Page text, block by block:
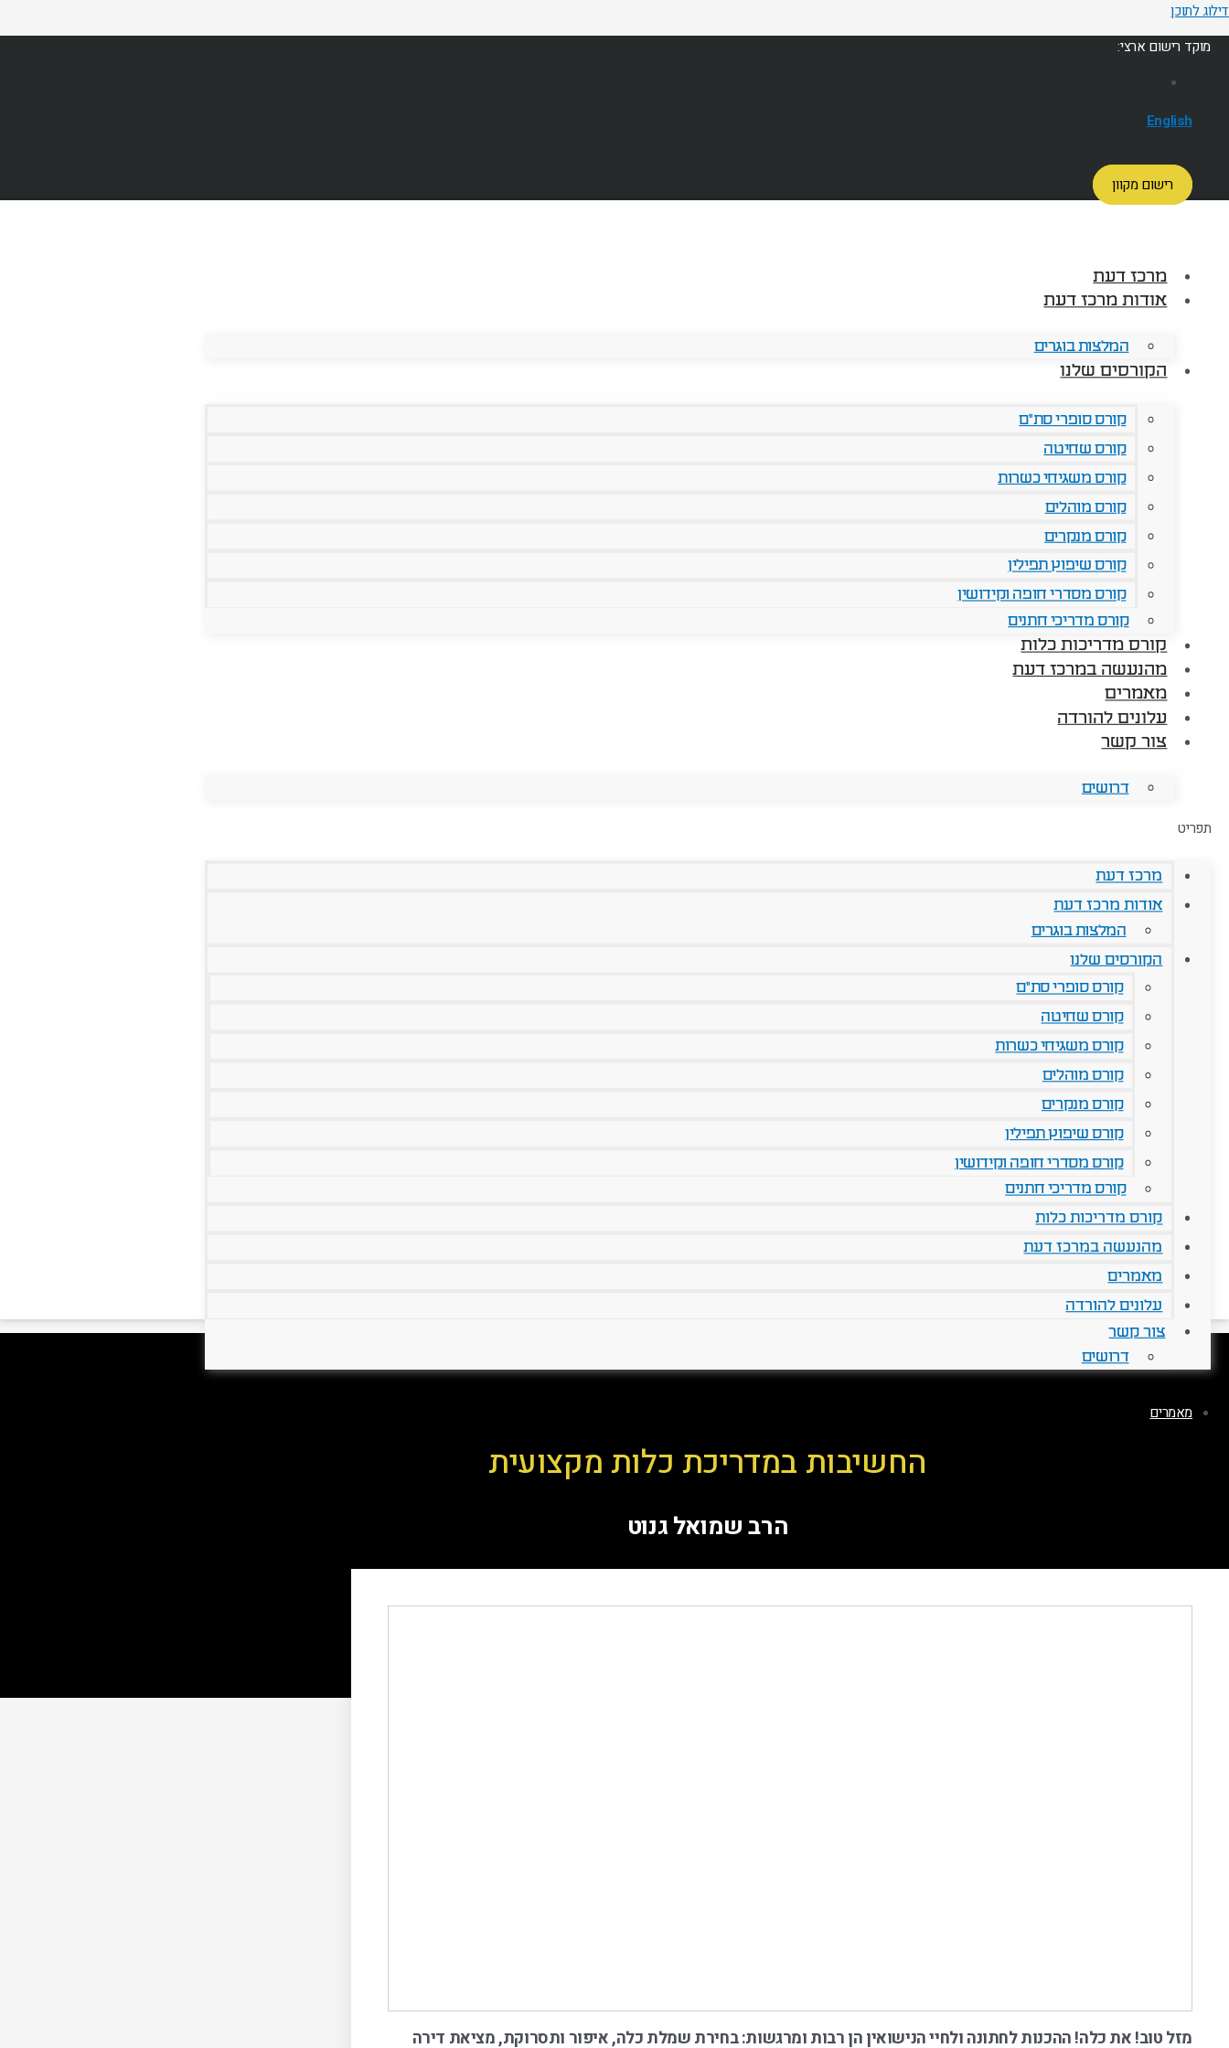
דילוג לתוכן
מוקד רישום ארצי:
English
רישום מקוון
מרכז דעת
אודות מרכז דעת
המלצות בוגרים
הקורסים שלנו
קורס סופרי סת"ם
קורס שחיטה
קורס משגיחי כשרות
קורס מוהלים
קורס מנקרים
קורס שיפוץ תפילין
קורס מסדרי חופה וקידושין
קורס מדריכי חתנים
קורס מדריכות כלות
מהנעשה במרכז דעת
מאמרים
עלונים להורדה
צור קשר
דרושים
תפריט
מרכז דעת
אודות מרכז דעת
המלצות בוגרים
הקורסים שלנו
קורס סופרי סת"ם
קורס שחיטה
קורס משגיחי כשרות
קורס מוהלים
קורס מנקרים
קורס שיפוץ תפילין
קורס מסדרי חופה וקידושין
קורס מדריכי חתנים
קורס מדריכות כלות
מהנעשה במרכז דעת
מאמרים
עלונים להורדה
צור קשר
דרושים
מאמרים
החשיבות במדריכת כלות מקצועית
הרב שמואל גנוט
מזל טוב! את כלה! ההכנות לחתונה ולחיי הנישואין הן רבות ומרגשות: בחירת שמלת כלה, איפור ותסרוקת, מציאת דירה